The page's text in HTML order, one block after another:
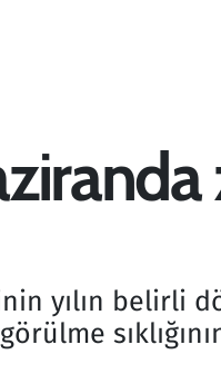
yılın belirli